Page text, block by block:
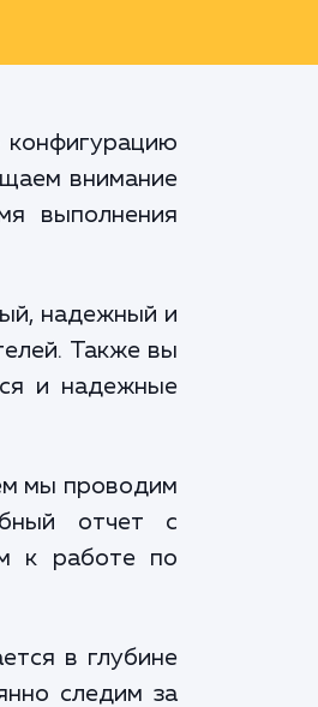
конфигурацию
внимание
выполнения
надежный и
Также вы
и надежные
мы проводим
отчет с
к работе по
в глубине
следим за